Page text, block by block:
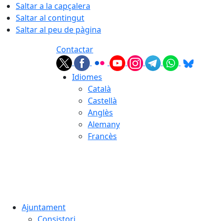
Saltar a la capçalera
Saltar al contingut
Saltar al peu de pàgina
Contactar
Idiomes
Català
Castellà
Anglès
Alemany
Francès
Ajuntament